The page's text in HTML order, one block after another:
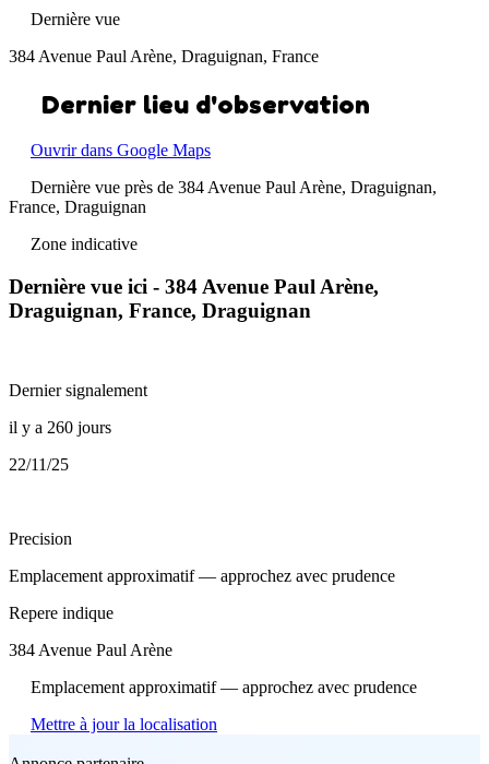
Dernière vue
384 Avenue Paul Arène, Draguignan, France
Dernier lieu d'observation
Ouvrir dans Google Maps
Dernière vue près de 384 Avenue Paul Arène, Draguignan,
France, Draguignan
Zone indicative
Dernière vue ici - 384 Avenue Paul Arène,
Draguignan, France, Draguignan
Dernier signalement
il y a 260 jours
22/11/25
Precision
Emplacement approximatif — approchez avec prudence
Repere indique
384 Avenue Paul Arène
Emplacement approximatif — approchez avec prudence
Mettre à jour la localisation